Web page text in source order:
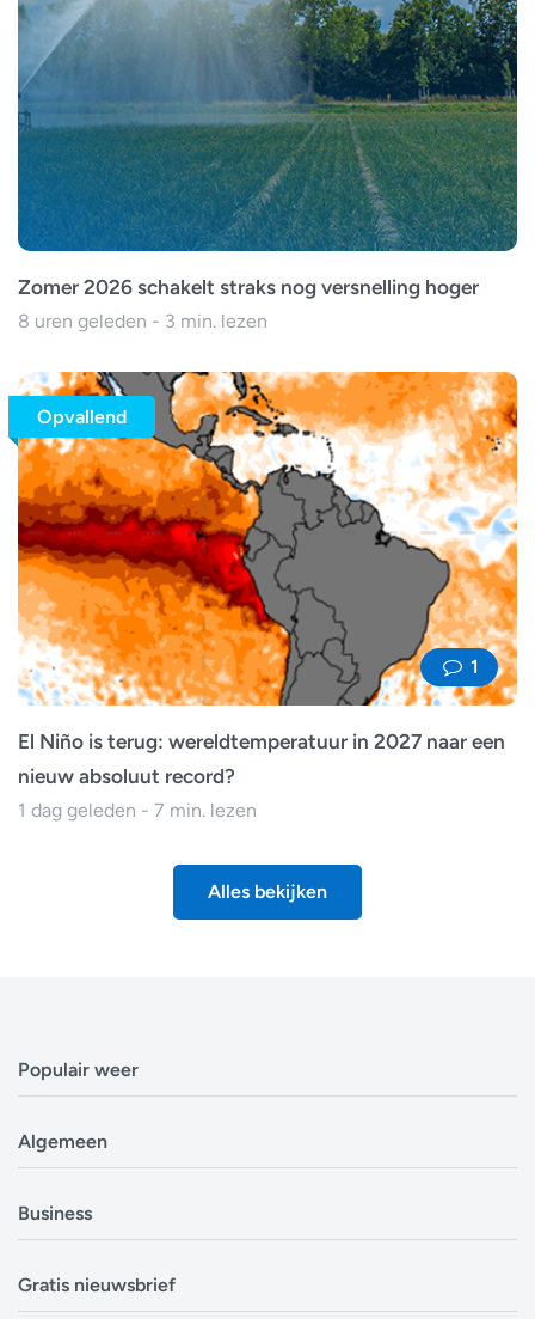
Zomer 2026 schakelt straks nog versnelling hoger
8 uren geleden - 3 min. lezen
1
Opvallend
El Niño is terug: wereldtemperatuur in 2027 naar een
nieuw absoluut record?
1 dag geleden - 7 min. lezen
Alles bekijken
Populair weer
Weerbericht Brussel
Weerbericht Eindhoven
Alle locaties in België
Algemeen
Privacyverklaring
Disclaimer
Business
Overheden
Gratis nieuwsbrief